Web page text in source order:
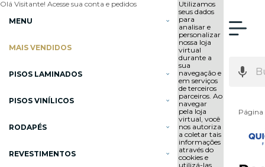
Olá Visitante! Acesse sua conta e pedidos
MENU
MAIS VENDIDOS
PISOS LAMINADOS
PISOS VINÍLICOS
RODAPÉS
REVESTIMENTOS
Utilizamos
seus dados
para
analisar e
personalizar
nossa loja
virtual
durante a
sua
navegação e
em serviços
de terceiros
parceiros. Ao
navegar
pela loja
virtual, você
nos autoriza
a coletar tais
informações
através do
cookies e
utilizá-las